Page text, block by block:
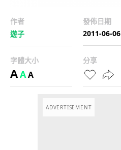
作者
遊子
發佈日期
2011-06-06
字體大小
AAA
分享
ADVERTISEMENT